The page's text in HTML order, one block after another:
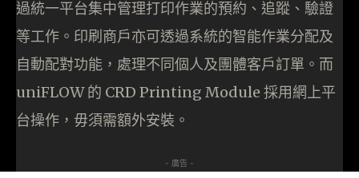
過統一平台集中管理打印作業的預約、追蹤、驗證
等工作。印刷商戶亦可透過系統的智能作業分配及
自動配對功能，處理不同個人及團體客戶訂單。而
uniFLOW 的 CRD Printing Module 採用網上平
台操作，毋須需額外安裝。
- 廣告 -